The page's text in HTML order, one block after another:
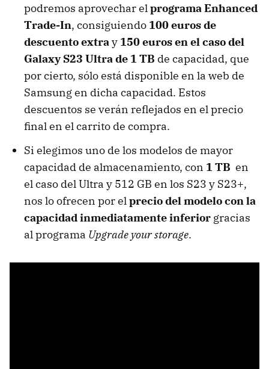
podremos aprovechar elprogramaEnhanced
Trade-In, consiguiendo 100 euros de
descuento extray 150 euros en el caso del
Galaxy S23 Ultra de 1 TB de capacidad, que
por cierto, sólo está disponible en la web de
Samsung en dicha capacidad. Estos
descuentos se verán reflejados en el precio
final en el carrito de compra.
Si elegimos uno de los modelos de mayor
capacidad de almacenamiento, con 1 TB en
el caso del Ultra y 512 GB en los S23 y S23+,
nos lo ofrecen por elprecio del modelo con la
capacidad inmediatamente inferior gracias
al programa Upgrade your storage.